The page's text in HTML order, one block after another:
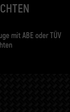
mit ABE oder TÜV